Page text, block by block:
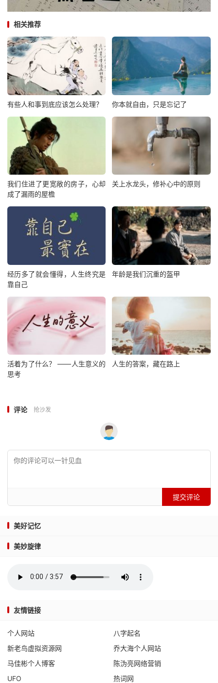
相关推荐
有些人和事到底应该怎么处理？ 你本就自由，只是忘记了
我们住进了更宽敞的房子，心却
成了漏雨的屋檐
关上水龙头，修补心中的原则
经历多了就会懂得，人生终究是
靠自己
年龄是我们沉重的盔甲
活着为了什么？ ——人生意义的
思考
人生的答案，藏在路上
评论 抢沙发
提交评论
美好记忆
美妙旋律
友情链接
个人网站
八字起名
新老鸟虚拟资源网
乔大海个人网站
马佳彬个人博客
陈沩亮网络营销
UFO
热词网